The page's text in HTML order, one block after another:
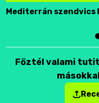
Mediterrán szendvics
Főztél valami